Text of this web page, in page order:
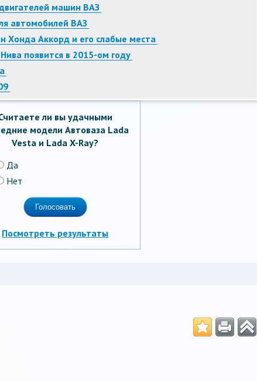
машин ВАЗ
автомобилей ВАЗ
Хонда Аккорд и его слабые места
появится в 2015-ом году
ли вы удачными
модели Автоваза Lada
Vesta и Lada X-Ray?
Да
Нет
Посмотреть результаты